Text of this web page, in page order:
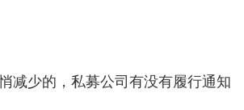
减少的，私募公司有没有履行通知